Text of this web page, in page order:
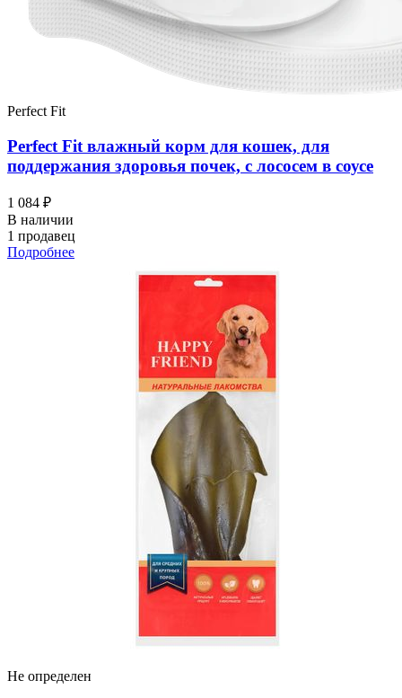
Perfect Fit
Perfect Fit влажный корм для кошек, для
поддержания здоровья почек, с лососем в соусе
1 084 ₽
В наличии
1 продавец
Подробнее
Не определен